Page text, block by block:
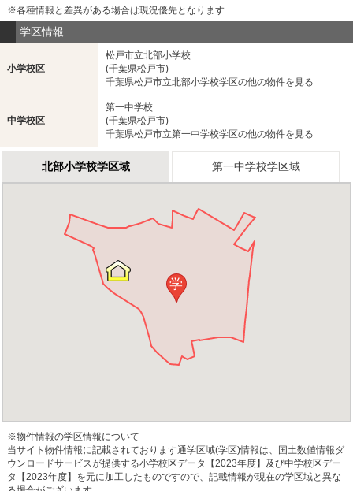
※各種情報と差異がある場合は現況優先となります
学区情報
小学校区
松戸市立北部小学校
(千葉県松戸市)
千葉県松戸市立北部小学校学区の他の物件を見る
中学校区
第一中学校
(千葉県松戸市)
千葉県松戸市立第一中学校学区の他の物件を見る
北部小学校学区域 第一中学校学区域
学
※物件情報の学区情報について
当サイト物件情報に記載されております通学区域(学区)情報は、国土数値情報ダ
ウンロードサービスが提供する小学校区データ【2023年度】及び中学校区デー
タ【2023年度】を元に加工したものですので、記載情報が現在の学区域と異な